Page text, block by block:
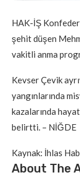
HAK-İŞ
şehit düşen
vakitli anma
Kevser Çevik
yangınlarında
kazalarında
belirtti. – NİĞDE
Kaynak: İhlas
About The